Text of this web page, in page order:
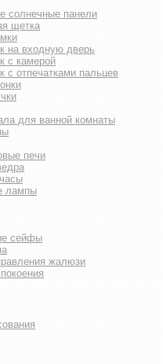
солнечные панели
щетка
на входную дверь
с камерой
с отпечатками пальцев
для ванной комнаты
печи
лампы
сейфы
жалюзи